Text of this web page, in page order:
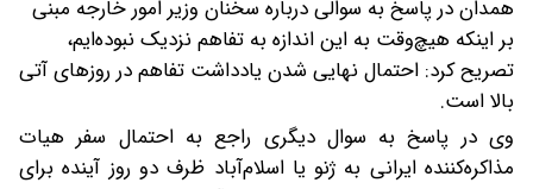
همدان در پاسخ به سوالی درباره سخنان وزیر امور خارجه مبنی
بر اینکه هیچ‌وقت به این اندازه به تفاهم نزدیک نبوده‌ایم،
تصریح کرد: احتمال نهایی شدن یادداشت تفاهم در روزهای آتی
بالا است.
وی در پاسخ به سوال دیگری راجع به احتمال سفر هیات
مذاکره‌کننده ایرانی به ژنو یا اسلام‌آباد ظرف دو روز آینده برای